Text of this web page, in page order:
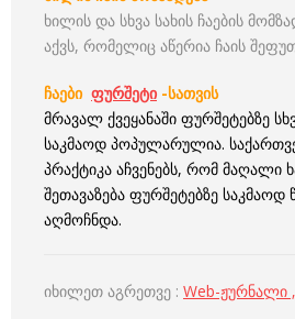
ხილის და სხვა სახის ჩაების
აქვს, რომელიც აწერია ჩაის
ჩაები ფურშეტი -სათვის
მრავალ ქვეყანაში ფურშეტებზე
საკმაოდ პოპულარულია.
პრაქტიკა აჩვენებს, რომ მაღალი
შეთავაზება ფურშეტებზე საკმაოდ
აღმოჩნდა.
იხილეთ აგრეთვე : Web-ჟურნალი